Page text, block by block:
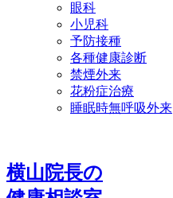
眼科
小児科
予防接種
各種健康診断
禁煙外来
花粉症治療
睡眠時無呼吸外来
横山院長の